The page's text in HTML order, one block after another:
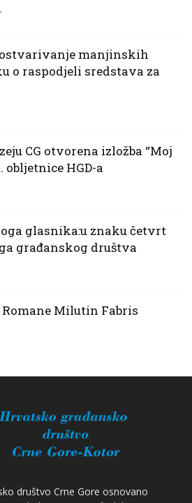
ostvarivanje manjinskih
o raspodjeli sredstava za
CG otvorena izložba “Moj
obljetnice HGD-a
glasnika:u znaku četvrt
građanskog društva
Romane Milutin Fabris
društvo Crne Gore osnovano